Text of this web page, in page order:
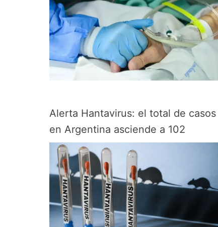
Alerta Hantavirus: el total de casos
en Argentina asciende a 102